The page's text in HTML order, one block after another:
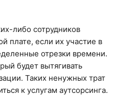
либо сотрудников
плате, если их участие в
отрезки времени.
будет вытягивать
Таких ненужных трат
к услугам аутсорсинга.